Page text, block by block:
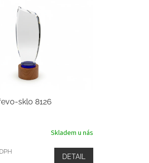
sklo 8126
Skladem u nás
DETAIL